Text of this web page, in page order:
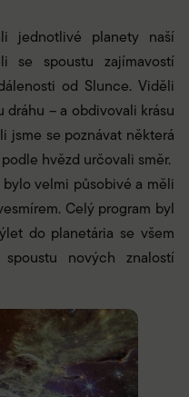
jednotlivé planety naší
se spoustu zajímavostí
od Slunce. Viděli
– a obdivovali krásu
jsme se poznávat některá
hvězd určovali směr.
velmi působivé a měli
Celý program byl
do planetária se všem
nových znalostí